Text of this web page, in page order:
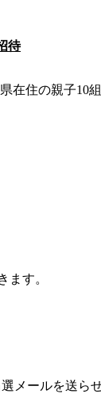
待
在住の親子10
ます。
メールを送ら